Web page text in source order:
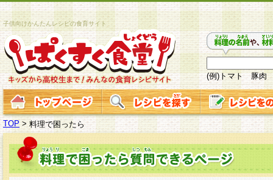
子供向けかんたんレシピの食育サイト
(例)トマト 豚肉
TOP >料理で困ったら